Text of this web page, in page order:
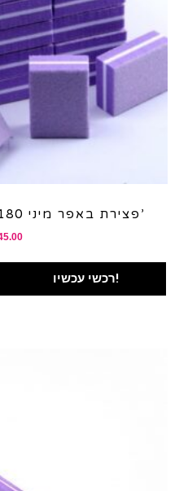
פצירת באפר מיני 100/180 – מארז 25 יח’
רכשי עכשיו!